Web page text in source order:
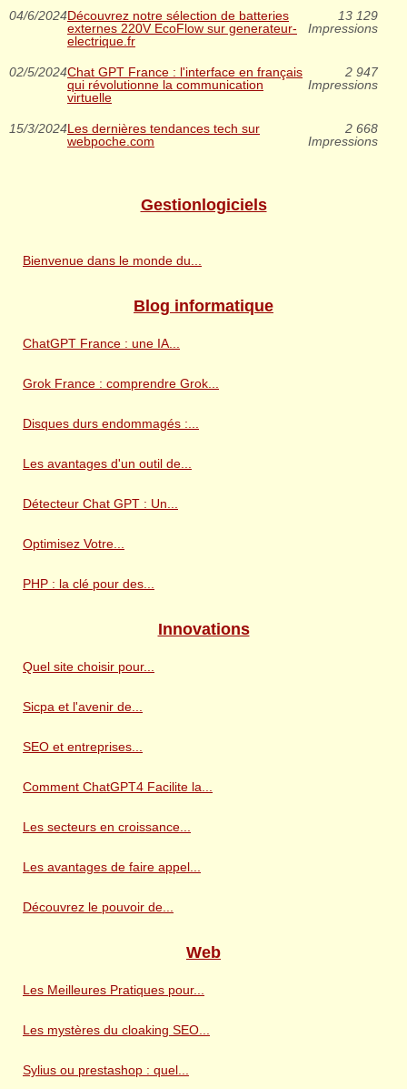
04/6/2024Découvrez notre sélection de batteries
externes 220V EcoFlow sur generateur-
electrique.fr
13 129
Impressions
02/5/2024Chat GPT France : l'interface en français
qui révolutionne la communication
virtuelle
2 947
Impressions
15/3/2024Les dernières tendances tech sur
webpoche.com
2 668
Impressions
Gestionlogiciels
Bienvenue dans le monde du...
Blog informatique
ChatGPT France : une IA...
Grok France : comprendre Grok...
Disques durs endommagés :...
Les avantages d'un outil de...
Détecteur Chat GPT : Un...
Optimisez Votre...
PHP : la clé pour des...
Innovations
Quel site choisir pour...
Sicpa et l'avenir de...
SEO et entreprises...
Comment ChatGPT4 Facilite la...
Les secteurs en croissance...
Les avantages de faire appel...
Découvrez le pouvoir de...
Web
Les Meilleures Pratiques pour...
Les mystères du cloaking SEO...
Sylius ou prestashop : quel...